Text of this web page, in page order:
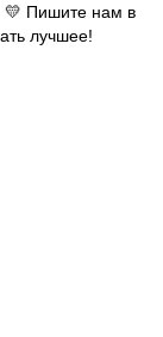
💛 Пишите нам в
лучшее!